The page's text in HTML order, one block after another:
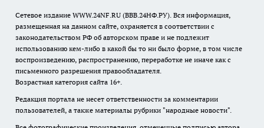
Сетевое издание WWW.24NF.RU (ВВВ.24НФ.РУ). Вся информация,
размещенная на данном сайте, охраняется в соответствии с
законодательством РФ об авторском праве и не подлежит
использованию кем-либо в какой бы то ни было форме, в том числе
воспроизведению, распространению, переработке не иначе как с
письменного разрешения правообладателя.
Возрастная категория сайта 16+.
Редакция портала не несет ответственности за комментарии
пользователей, а также материалы рубрики "народные новости".